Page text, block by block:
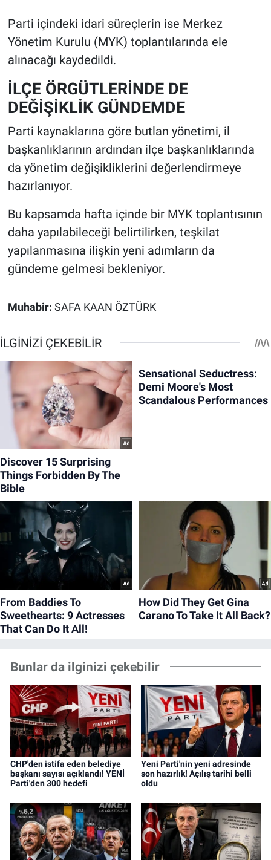
Parti içindeki idari süreçlerin ise Merkez
Yönetim Kurulu (MYK) toplantılarında ele
alınacağı kaydedildi.
İLÇE ÖRGÜTLERİNDE DE
DEĞİŞİKLİK GÜNDEMDE
Parti kaynaklarına göre butlan yönetimi, il
başkanlıklarının ardından ilçe başkanlıklarında
da yönetim değişikliklerini değerlendirmeye
hazırlanıyor.
Bu kapsamda hafta içinde bir MYK toplantısının
daha yapılabileceği belirtilirken, teşkilat
yapılanmasına ilişkin yeni adımların da
gündeme gelmesi bekleniyor.
Muhabir: SAFA KAAN ÖZTÜRK
Bunlar da ilginizi çekebilir
CHP'den istifa eden belediye
başkanı sayısı açıklandı! YENİ
Parti'den 300 hedefi
Yeni Parti'nin yeni adresinde
son hazırlık! Açılış tarihi belli
oldu